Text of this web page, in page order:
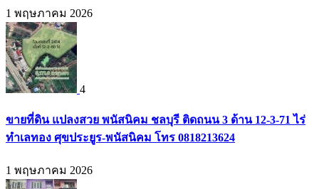
1 พฤษภาคม 2026
4
ขายที่ดิน แปลงสวย พนัสนิคม ชลบุรี ติดถนน 3 ด้าน 12-3-71 ไร่
ทำเลทอง ศุขประยูร-พนัสนิคม โทร 0818213624
1 พฤษภาคม 2026